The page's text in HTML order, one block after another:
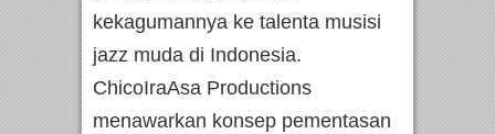
kekagumannya ke talenta musisi
jazz muda di Indonesia.
ChicoIraAsa Productions
menawarkan konsep pementasan